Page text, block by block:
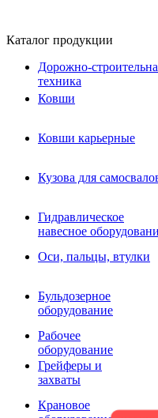
Каталог продукции
Дорожно-
техника
Ковши
Ковши карьерные
Кузова для
Гидравлическое
навесное
Оси, пальцы, втулки
Бульдозерное
оборудование
Рабочее
оборудование
Грейферы и
захваты
Крановое